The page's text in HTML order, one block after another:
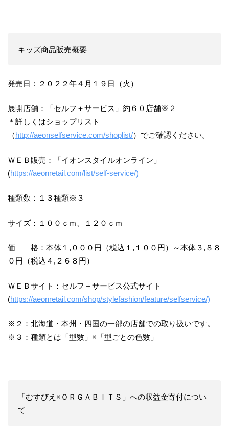
キッズ商品販売概要
発売日：２０２２年４月１９日（火）
展開店舗：「セルフ＋サービス」約６０店舗※２
＊詳しくはショップリスト
（http://aeonselfservice.com/shoplist/）でご確認ください。
ＷＥＢ販売：「イオンスタイルオンライン」
(https://aeonretail.com/list/self-service/)
種類数：１３種類※３
サイズ：１００ｃｍ、１２０ｃｍ
価 格：本体１,０００円（税込１,１００円）～本体３,８８
０円（税込４,２６８円）
ＷＥＢサイト：セルフ＋サービス公式サイト
(https://aeonretail.com/shop/stylefashion/feature/selfservice/)
※２：北海道・本州・四国の一部の店舗での取り扱いです。
※３：種類とは「型数」×「型ごとの色数」
「むすびえ×ＯＲＧＡＢＩＴＳ」への収益金寄付につい
て